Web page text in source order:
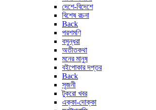
দেশে-বিদেশে
বিশেষ রচনা
Back
পরশমণি
বসুন্ধরা
অতীতকথা
মনের মানুষ
বইপোকার দপ্তর
Back
সৃজনী
টুকরো খবর
এক্কা-দোক্কা